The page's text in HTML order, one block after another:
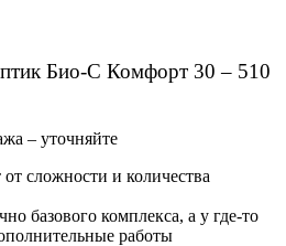
Био-С Комфорт 30 – 510
– уточняйте
сложности и количества
базового комплекса, а у где-то
работы